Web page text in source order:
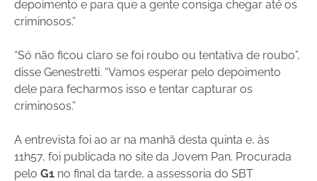
depoimento e para que a gente consiga chegar até os
criminosos.”
“Só não ficou claro se foi roubo ou tentativa de roubo”,
disse Genestretti. “Vamos esperar pelo depoimento
dele para fecharmos isso e tentar capturar os
criminosos.”
A entrevista foi ao ar na manhã desta quinta e, às
11h57, foi publicada no site da Jovem Pan. Procurada
pelo G1 no final da tarde, a assessoria do SBT